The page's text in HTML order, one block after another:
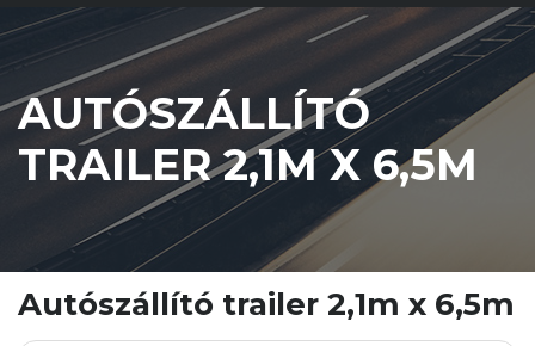
AUTÓSZÁLLÍTÓ
TRAILER 2,1M X 6,5M
Autószállító trailer 2,1m x 6,5m